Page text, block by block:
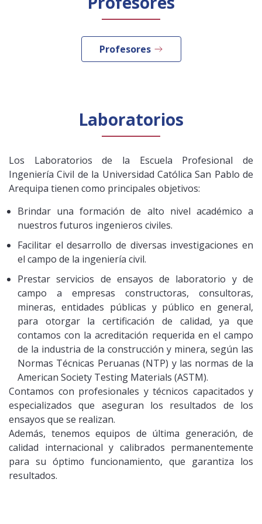
Licenciamiento Biblioteca
Profesores
Laboratorios
Los Laboratorios de la Escuela Profesional de
Ingeniería Civil de la Universidad Católica San Pablo de
Arequipa tienen como principales objetivos:
Brindar una formación de alto nivel académico a
nuestros futuros ingenieros civiles.
Facilitar el desarrollo de diversas investigaciones en
el campo de la ingeniería civil.
Prestar servicios de ensayos de laboratorio y de
campo a empresas constructoras, consultoras,
mineras, entidades públicas y público en general,
para otorgar la certificación de calidad, ya que
contamos con la acreditación requerida en el campo
de la industria de la construcción y minera, según las
Normas Técnicas Peruanas (NTP) y las normas de la
American Society Testing Materials (ASTM).
Contamos con profesionales y técnicos capacitados y
especializados que aseguran los resultados de los
ensayos que se realizan.
Además, tenemos equipos de última generación, de
calidad internacional y calibrados permanentemente
para su óptimo funcionamiento, que garantiza los
resultados.